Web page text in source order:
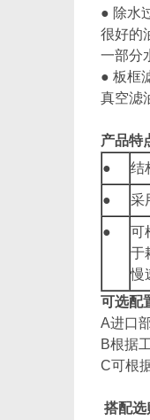
● 除水
很好的
一部分
● 板框
真空滤
产品特
●
结
● 采
●
可
于
慢
可选配
A进口
B根据
C可根
搭配选